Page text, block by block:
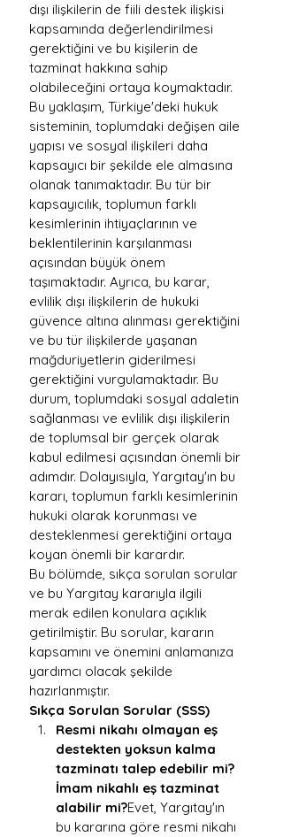
dışı ilişkilerin de fiili destek ilişkisi
kapsamında değerlendirilmesi
gerektiğini ve bu kişilerin de
tazminat hakkına sahip
olabileceğini ortaya koymaktadır.
Bu yaklaşım, Türkiye'deki hukuk
sisteminin, toplumdaki değişen aile
yapısı ve sosyal ilişkileri daha
kapsayıcı bir şekilde ele almasına
olanak tanımaktadır. Bu tür bir
kapsayıcılık, toplumun farklı
kesimlerinin ihtiyaçlarının ve
beklentilerinin karşılanması
açısından büyük önem
taşımaktadır. Ayrıca, bu karar,
evlilik dışı ilişkilerin de hukuki
güvence altına alınması gerektiğini
ve bu tür ilişkilerde yaşanan
mağduriyetlerin giderilmesi
gerektiğini vurgulamaktadır. Bu
durum, toplumdaki sosyal adaletin
sağlanması ve evlilik dışı ilişkilerin
de toplumsal bir gerçek olarak
kabul edilmesi açısından önemli bir
adımdır. Dolayısıyla, Yargıtay'ın bu
kararı, toplumun farklı kesimlerinin
hukuki olarak korunması ve
desteklenmesi gerektiğini ortaya
koyan önemli bir karardır.
Bu bölümde, sıkça sorulan sorular
ve bu Yargıtay kararıyla ilgili
merak edilen konulara açıklık
getirilmiştir. Bu sorular, kararın
kapsamını ve önemini anlamanıza
yardımcı olacak şekilde
hazırlanmıştır.
Sıkça Sorulan Sorular (SSS)
Resmi nikahı olmayan eş
destekten yoksun kalma
tazminatı talep edebilir mi?
İmam nikahlı eş tazminat
alabilir mi?Evet, Yargıtay'ın
bu kararına göre resmi nikahı